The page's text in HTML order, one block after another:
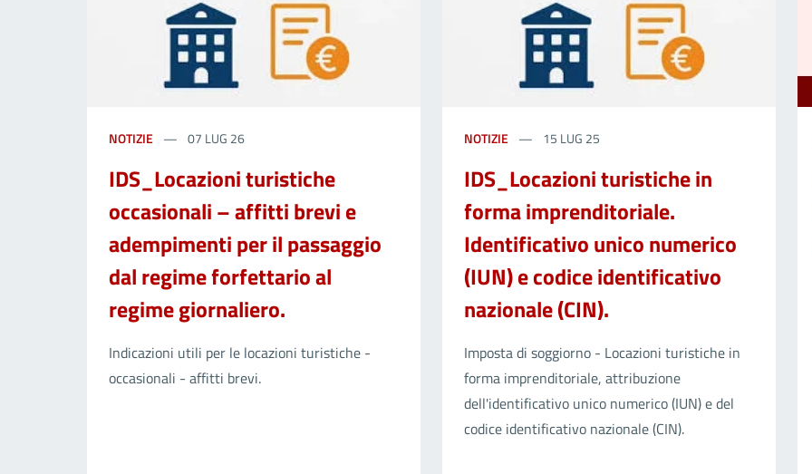
NOTIZIE 07 LUG 26
IDS_Locazioni turistiche
occasionali – affitti brevi e
adempimenti per il passaggio
dal regime forfettario al
regime giornaliero.
Indicazioni utili per le locazioni turistiche -
occasionali - affitti brevi.
NOTIZIE 15 LUG 25
IDS_Locazioni turistiche in
forma imprenditoriale.
Identificativo unico numerico
(IUN) e codice identificativo
nazionale (CIN).
Imposta di soggiorno - Locazioni turistiche in
forma imprenditoriale, attribuzione
dell'identificativo unico numerico (IUN) e del
codice identificativo nazionale (CIN).